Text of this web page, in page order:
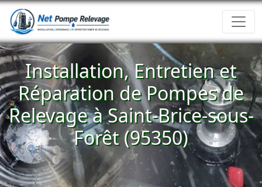
Installation, Entretien et
Réparation de Pompes de
Relevage à Saint-Brice-sous-
Forêt (95350)